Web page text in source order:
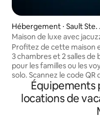
Hébergement ⋅ Sault Ste.
arie
Maison de luxe avec
75 pouces 4k et barbecue
Profitez de cette maison
3 chambres et 2 salles de
pour les familles ou les
solo. Scannez le code QR
photo pour une visite vidéo !
équipements comprennent :
jacuzzi de luxe pour 7
Barbecue (ligne de gaz
Équipements
locations de